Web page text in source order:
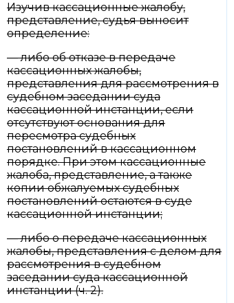
Изучив кассационные жалобу,
представление, судья выносит
определение:
— либо об отказе в передаче
кассационных жалобы,
представления для рассмотрения в
судебном заседании суда
кассационной инстанции, если
отсутствуют основания для
пересмотра судебных
постановлений в кассационном
порядке. При этом кассационные
жалоба, представление, а также
копии обжалуемых судебных
постановлений остаются в суде
кассационной инстанции;
— либо о передаче кассационных
жалобы, представления с делом для
рассмотрения в судебном
заседании суда кассационной
инстанции (ч. 2).